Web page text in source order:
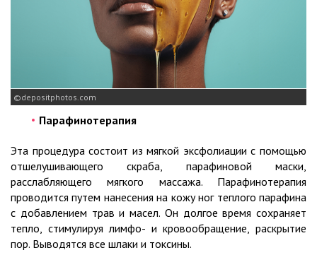
depositphotos.com
Парафинотерапия
Эта процедура состоит из мягкой эксфолиации с помощью
отшелушивающего скраба, парафиновой маски,
расслабляющего мягкого массажа. Парафинотерапия
проводится путем нанесения на кожу ног теплого парафина
с добавлением трав и масел. Он долгое время сохраняет
тепло, стимулируя лимфо- и кровообращение, раскрытие
пор. Выводятся все шлаки и токсины.